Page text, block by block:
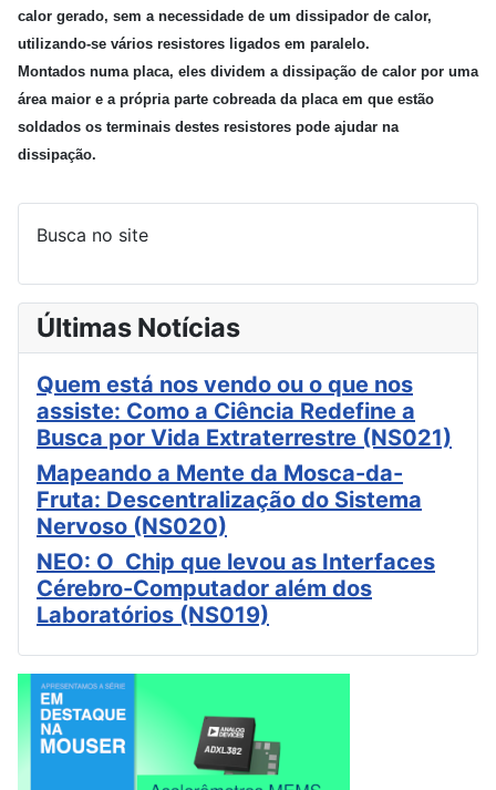
calor gerado, sem a necessidade de um dissipador de calor,
utilizando-se vários resistores ligados em paralelo.
Montados numa placa, eles dividem a dissipação de calor por uma
área maior e a própria parte cobreada da placa em que estão
soldados os terminais destes resistores pode ajudar na
dissipação.
Busca no site
Últimas Notícias
Quem está nos vendo ou o que nos
assiste: Como a Ciência Redefine a
Busca por Vida Extraterrestre (NS021)
Mapeando a Mente da Mosca-da-
Fruta: Descentralização do Sistema
Nervoso (NS020)
NEO: O Chip que levou as Interfaces
Cérebro-Computador além dos
Laboratórios (NS019)